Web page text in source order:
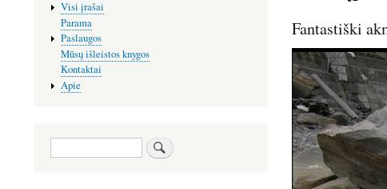
Fantastiški
Visi įrašai
Parama
Paslaugos
Mūsų išleistos knygos
Kontaktai
Apie
Paieška